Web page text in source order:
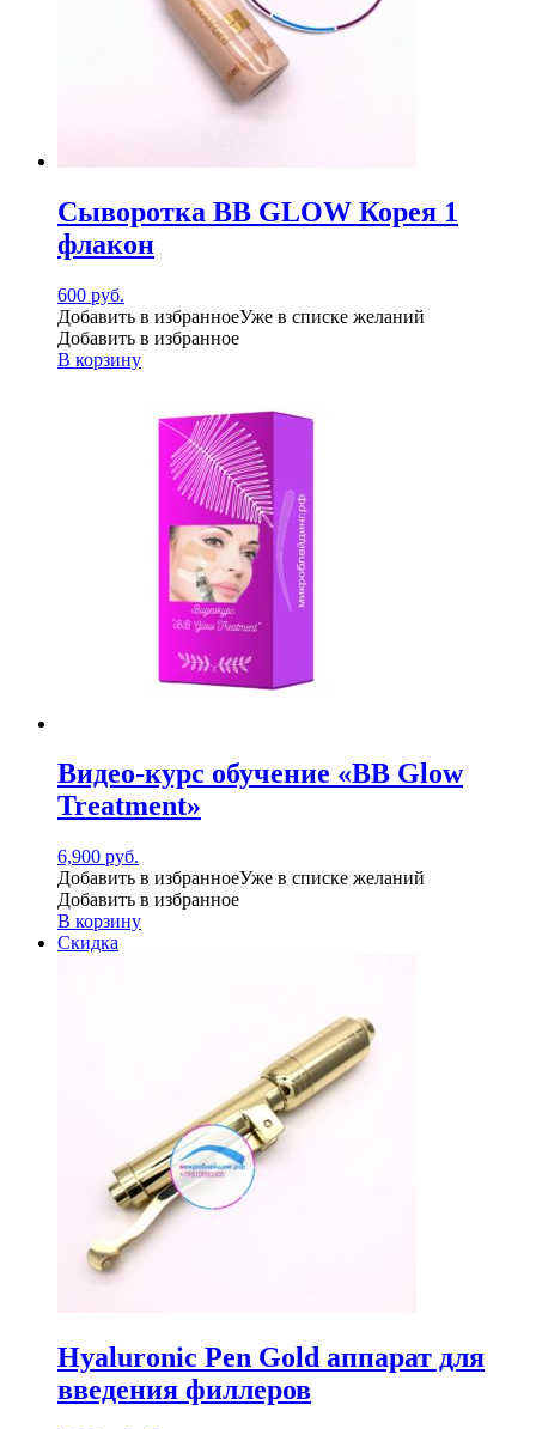
Сыворотка BB GLOW Корея 1
флакон
600 руб.
Добавить в избранноеУже в списке желаний
Добавить в избранное
В корзину
Видео-курс обучение «BB Glow
Treatment»
6,900 руб.
Добавить в избранноеУже в списке желаний
Добавить в избранное
В корзину
Скидка
Hyaluronic Pen Gold аппарат для
введения филлеров